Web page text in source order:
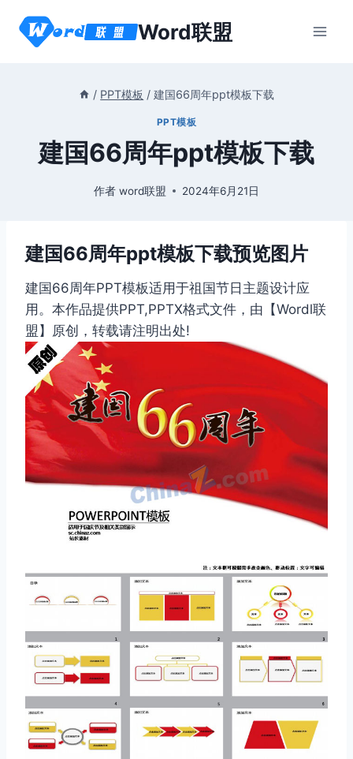
Word联盟
/ PPT模板 / 建国66周年ppt模板下载
PPT模板
建国66周年ppt模板下载
作者 word联盟 2024年6月21日
建国66周年ppt模板下载预览图片
建国66周年PPT模板适用于祖国节日主题设计应
用。本作品提供PPT,PPTX格式文件，由【Wordl联
盟】原创，转载请注明出处!